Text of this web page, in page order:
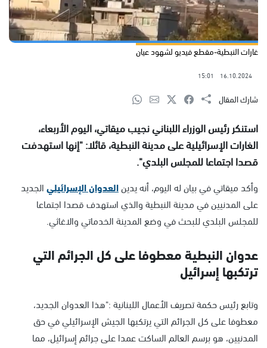
غارات النبطية-مقطع فيديو لشهود عيان
16.10.2024
15:01
شارك المقال
استنكر رئيس الوزراء اللبناني نجيب ميقاتي، اليوم الأربعاء،
الغارات الإسرائيلية على مدينة النبطية، قائلا: "إنها استهدفت
قصدا اجتماعا للمجلس البلدي".
وأكد ميقاتي في بيان له اليوم، أنه يدينالعدوان الإسرائيليالجديد
على المدنيين في مدينة النبطية والذي استهدف قصدا اجتماعا
للمجلس البلدي للبحث في وضع المدينة الخدماتي والاغاثي.
عدوان النبطية معطوفا على كل الجرائم التي
ترتكبها إسرائيل
وتابع رئيس حكمة تصريف الأعمال اللبنانية :"هذا العدوان الجديد،
معطوفا على كل الجرائم التي يرتكبها الجيش الإسرائيلي في حق
المدنيين، هو برسم العالم الساكت عمدا على جرائم إسرائيل، مما